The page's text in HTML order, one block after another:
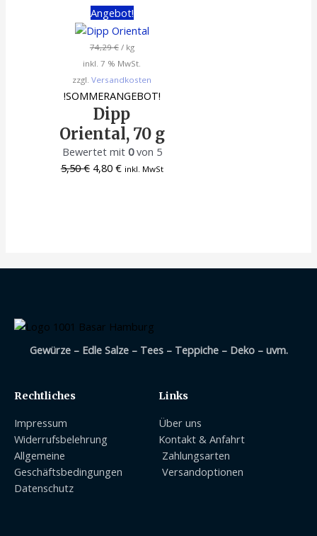
Angebot!
74,29€ / kg
inkl. 7 % MwSt.
zzgl.Versandkosten
!SOMMERANGEBOT!
Dipp
Oriental, 70 g
Bewertet mit 0von 5
5,50€ 4,80 € inkl. MwSt
Gewürze – Edle Salze – Tees – Teppiche – Deko – uvm.
Rechtliches
Impressum
Widerrufsbelehrung
Allgemeine
Geschäftsbedingungen
Datenschutz
Links
Über uns
Kontakt & Anfahrt
Zahlungsarten
Versandoptionen